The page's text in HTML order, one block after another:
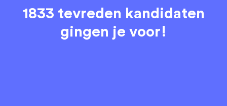
1833 tevreden kandidaten
gingen je voor!